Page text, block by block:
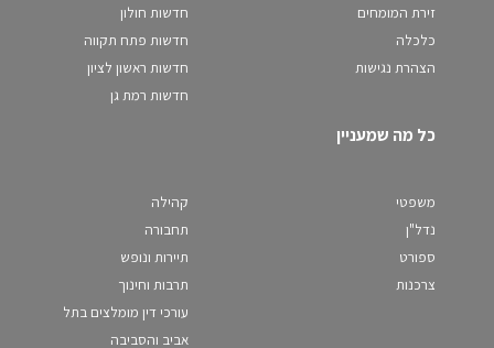
זירת המומחים
כלכלה
הצהרת נגישות
חדשות חולון
חדשות פתח תקווה
חדשות ראשון לציון
חדשות רמת גן
כל מה שמעניין
משפטי
נדל"ן
ספורט
צרכנות
קהילה
תחבורה
תיירות ונופש
תרבות וחינוך
עורכי דין מומלצים בתל
אביב והסביבה